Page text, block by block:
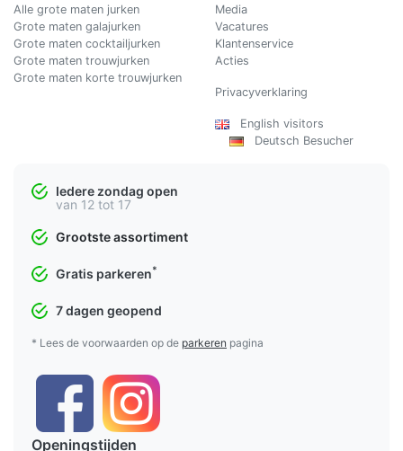
Alle grote maten jurken
Grote maten galajurken
Grote maten cocktailjurken
Grote maten trouwjurken
Grote maten korte trouwjurken
Media
Vacatures
Klantenservice
Acties
Privacyverklaring
English visitors
Deutsch Besucher
Iedere zondag open
van 12 tot 17
Grootste assortiment
Gratis parkeren*
7 dagen geopend
* Lees de voorwaarden op de parkeren pagina
Openingstijden